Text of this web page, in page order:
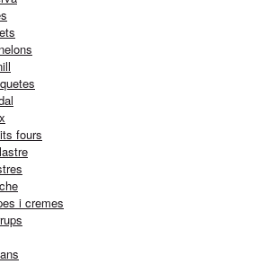
fours
i cremes